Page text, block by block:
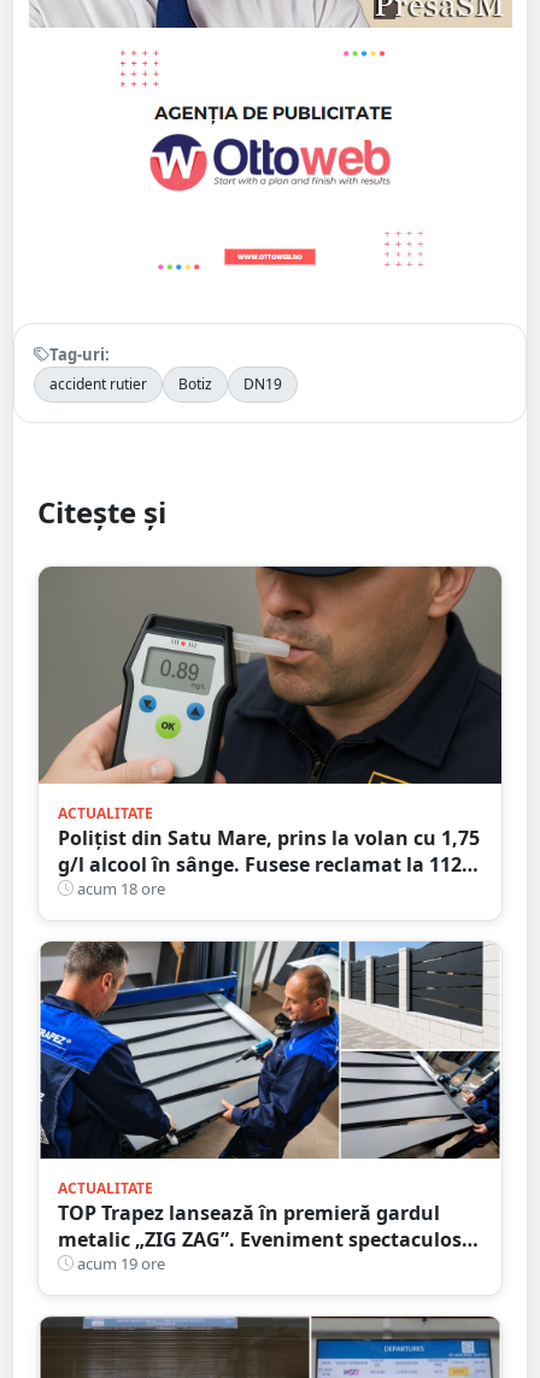
Tag-uri:
accident rutier Botiz DN19
Citește și
ACTUALITATE
Polițist din Satu Mare, prins la volan cu 1,75
g/l alcool în sânge. Fusese reclamat la 112
că circula pe contrasens
acum 18 ore
ACTUALITATE
TOP Trapez lansează în premieră gardul
metalic „ZIG ZAG”. Eveniment spectaculos
în Grădina Romei
acum 19 ore